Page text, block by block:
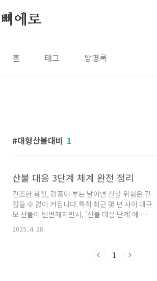
삐에로
홈 태그 방명록
대형산불대비 1
산불 대응 3단계 체계 완전 정리
건조한 봄철, 강풍이 부는 날이면 산불 위험은 걷
잡을 수 없이 커집니다.특히 최근 몇 년 사이 대규
모 산불이 빈번해지면서, '산불 대응 단계'에 대한
관심도 높아졌는데요.이번 글에서는 산불 발생
시 대응 1단계부터 3단계까지,각 단계가 발령되
로 설명해드릴게요.산불 대응 3단계란?산불이
2025. 4. 28.
1